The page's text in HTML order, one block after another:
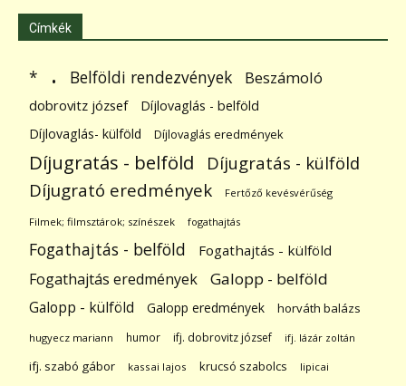
Címkék
* . Belföldi rendezvények Beszámoló
dobrovitz józsef
Díjlovaglás - belföld
Díjlovaglás- külföld
Díjlovaglás eredmények
Díjugratás - belföld Díjugratás - külföld
Díjugrató eredmények Fertőző kevésvérűség
Filmek; filmsztárok; színészek fogathajtás
Fogathajtás - belföld Fogathajtás - külföld
Fogathajtás eredmények Galopp - belföld
Galopp - külföld Galopp eredmények horváth balázs
hugyecz mariann humor ifj. dobrovitz józsef ifj. lázár zoltán
ifj. szabó gábor kassai lajos krucsó szabolcs lipicai